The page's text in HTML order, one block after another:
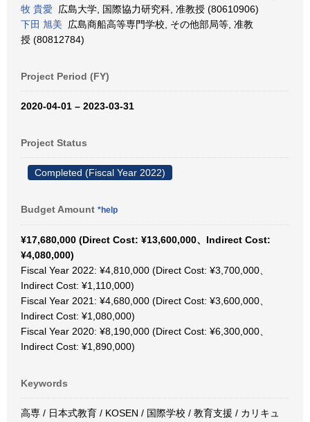
牧 貴愛 広島大学, 国際協力研究科, 准教授 (80610906)
下田 旭美 広島商船高等専門学校, その他部局等, 准教
授 (80812784)
Project Period (FY)
2020-04-01 – 2023-03-31
Project Status
Completed (Fiscal Year 2022)
Budget Amount *help
¥17,680,000 (Direct Cost: ¥13,600,000、Indirect Cost:
¥4,080,000)
Fiscal Year 2022: ¥4,810,000 (Direct Cost: ¥3,700,000、
Indirect Cost: ¥1,110,000)
Fiscal Year 2021: ¥4,680,000 (Direct Cost: ¥3,600,000、
Indirect Cost: ¥1,080,000)
Fiscal Year 2020: ¥8,190,000 (Direct Cost: ¥6,300,000、
Indirect Cost: ¥1,890,000)
Keywords
高専 / 日本式教育 / KOSEN / 国際学校 / 教育支援 / カリキュ